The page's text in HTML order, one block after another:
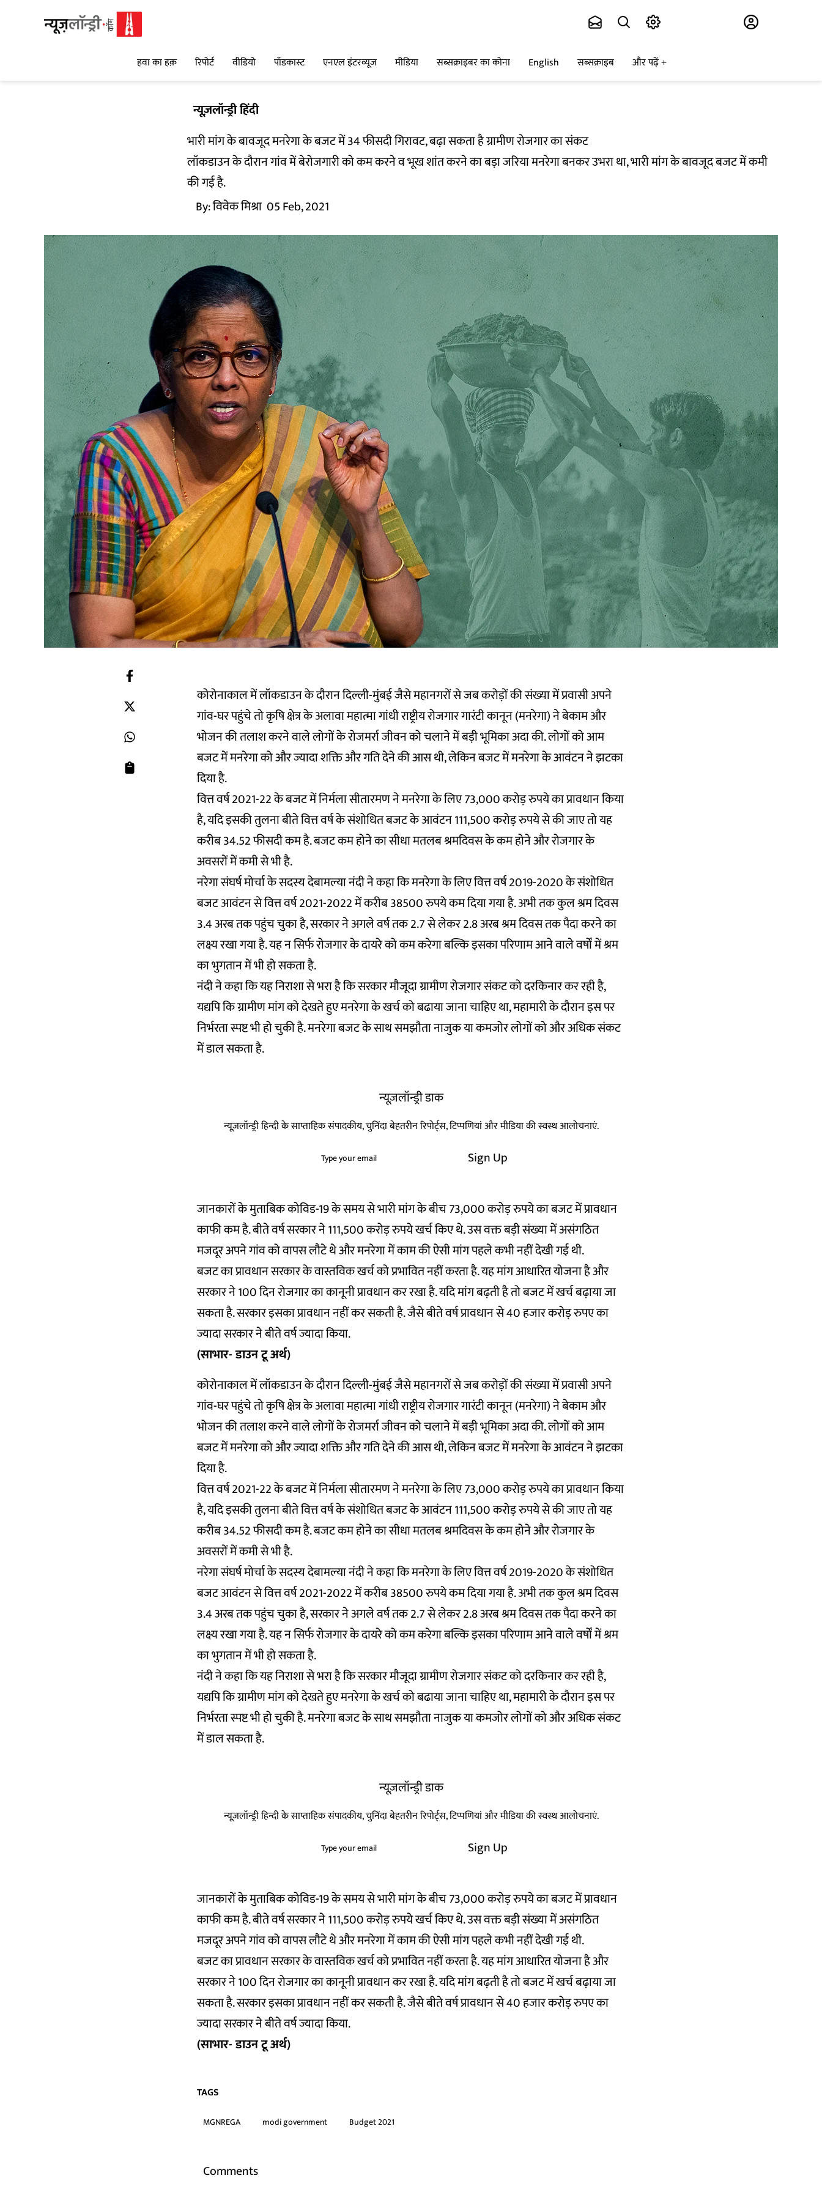
हवा का हक़ रिपोर्ट वीडियो पॉडकास्ट एनएल इंटरव्यूज मीडिया सब्सक्राइबर का कोना English सब्सक्राइब और पढ़ें
न्यूज़लॉन्ड्री हिंदी
भारी मांग के बावजूद मनरेगा के बजट में 34 फीसदी गिरावट, बढ़ा सकता है ग्रामीण रोजगार का संकट
लॉकडाउन के दौरान गांव में बेरोजगारी को कम करने व भूख शांत करने का बड़ा जरिया मनरेगा बनकर उभरा था, भारी मांग के बावजूद बजट में कमी
की गई है.
By:विवेक मिश्रा 05 Feb, 2021
कोरोनाकाल में लॉकडाउन के दौरान दिल्ली-मुंबई जैसे महानगरों से जब करोड़ों की संख्या में प्रवासी अपने
गांव-घर पहुंचे तो कृषि क्षेत्र के अलावा महात्मा गांधी राष्ट्रीय रोजगार गारंटी कानून (मनरेगा) ने बेकाम और
भोजन की तलाश करने वाले लोगों के रोजमर्रा जीवन को चलाने में बड़ी भूमिका अदा की. लोगों को आम
बजट में मनरेगा को और ज्यादा शक्ति और गति देने की आस थी, लेकिन बजट में मनरेगा के आवंटन ने झटका
दिया है.
वित्त वर्ष 2021-22 के बजट में निर्मला सीतारमण ने मनरेगा के लिए 73,000 करोड़ रुपये का प्रावधान किया
है, यदि इसकी तुलना बीते वित्त वर्ष के संशोधित बजट के आवंटन 111,500 करोड़ रुपये से की जाए तो यह
करीब 34.52 फीसदी कम है. बजट कम होने का सीधा मतलब श्रमदिवस के कम होने और रोजगार के
अवसरों में कमी से भी है.
नरेगा संघर्ष मोर्चा के सदस्य देबामल्या नंदी ने कहा कि मनरेगा के लिए वित्त वर्ष 2019-2020 के संशोधित
बजट आवंटन से वित्त वर्ष 2021-2022 में करीब 38500 रुपये कम दिया गया है. अभी तक कुल श्रम दिवस
3.4 अरब तक पहुंच चुका है, सरकार ने अगले वर्ष तक 2.7 से लेकर 2.8 अरब श्रम दिवस तक पैदा करने का
लक्ष्य रखा गया है. यह न सिर्फ रोजगार के दायरे को कम करेगा बल्कि इसका परिणाम आने वाले वर्षों में श्रम
का भुगतान में भी हो सकता है.
नंदी ने कहा कि यह निराशा से भरा है कि सरकार मौजूदा ग्रामीण रोजगार संकट को दरकिनार कर रही है,
यद्यपि कि ग्रामीण मांग को देखते हुए मनरेगा के खर्च को बढाया जाना चाहिए था, महामारी के दौरान इस पर
निर्भरता स्पष्ट भी हो चुकी है. मनरेगा बजट के साथ समझौता नाजुक या कमजोर लोगों को और अधिक संकट
में डाल सकता है.
न्यूज़लॉन्ड्री डाक
न्यूज़लॉन्ड्री हिन्दी के साप्ताहिक संपादकीय, चुनिंदा बेहतरीन रिपोर्ट्स, टिप्पणियां और मीडिया की स्वस्थ आलोचनाएं.
Sign Up
जानकारों के मुताबिक कोविड-19 के समय से भारी मांग के बीच 73,000 करोड़ रुपये का बजट में प्रावधान
काफी कम है. बीते वर्ष सरकार ने 111,500 करोड़ रुपये खर्च किए थे. उस वक्त बड़ी संख्या में असंगठित
मजदूर अपने गांव को वापस लौटे थे और मनरेगा में काम की ऐसी मांग पहले कभी नहीं देखी गई थी.
बजट का प्रावधान सरकार के वास्तविक खर्च को प्रभावित नहीं करता है. यह मांग आधारित योजना है और
सरकार ने 100 दिन रोजगार का कानूनी प्रावधान कर रखा है. यदि मांग बढ़ती है तो बजट में खर्च बढ़ाया जा
सकता है. सरकार इसका प्रावधान नहीं कर सकती है. जैसे बीते वर्ष प्रावधान से 40 हजार करोड़ रुपए का
ज्यादा सरकार ने बीते वर्ष ज्यादा किया.
(साभार- डाउन टू अर्थ)
कोरोनाकाल में लॉकडाउन के दौरान दिल्ली-मुंबई जैसे महानगरों से जब करोड़ों की संख्या में प्रवासी अपने
गांव-घर पहुंचे तो कृषि क्षेत्र के अलावा महात्मा गांधी राष्ट्रीय रोजगार गारंटी कानून (मनरेगा) ने बेकाम और
भोजन की तलाश करने वाले लोगों के रोजमर्रा जीवन को चलाने में बड़ी भूमिका अदा की. लोगों को आम
बजट में मनरेगा को और ज्यादा शक्ति और गति देने की आस थी, लेकिन बजट में मनरेगा के आवंटन ने झटका
दिया है.
वित्त वर्ष 2021-22 के बजट में निर्मला सीतारमण ने मनरेगा के लिए 73,000 करोड़ रुपये का प्रावधान किया
है, यदि इसकी तुलना बीते वित्त वर्ष के संशोधित बजट के आवंटन 111,500 करोड़ रुपये से की जाए तो यह
करीब 34.52 फीसदी कम है. बजट कम होने का सीधा मतलब श्रमदिवस के कम होने और रोजगार के
अवसरों में कमी से भी है.
नरेगा संघर्ष मोर्चा के सदस्य देबामल्या नंदी ने कहा कि मनरेगा के लिए वित्त वर्ष 2019-2020 के संशोधित
बजट आवंटन से वित्त वर्ष 2021-2022 में करीब 38500 रुपये कम दिया गया है. अभी तक कुल श्रम दिवस
3.4 अरब तक पहुंच चुका है, सरकार ने अगले वर्ष तक 2.7 से लेकर 2.8 अरब श्रम दिवस तक पैदा करने का
लक्ष्य रखा गया है. यह न सिर्फ रोजगार के दायरे को कम करेगा बल्कि इसका परिणाम आने वाले वर्षों में श्रम
का भुगतान में भी हो सकता है.
नंदी ने कहा कि यह निराशा से भरा है कि सरकार मौजूदा ग्रामीण रोजगार संकट को दरकिनार कर रही है,
यद्यपि कि ग्रामीण मांग को देखते हुए मनरेगा के खर्च को बढाया जाना चाहिए था, महामारी के दौरान इस पर
निर्भरता स्पष्ट भी हो चुकी है. मनरेगा बजट के साथ समझौता नाजुक या कमजोर लोगों को और अधिक संकट
में डाल सकता है.
न्यूज़लॉन्ड्री डाक
न्यूज़लॉन्ड्री हिन्दी के साप्ताहिक संपादकीय, चुनिंदा बेहतरीन रिपोर्ट्स, टिप्पणियां और मीडिया की स्वस्थ आलोचनाएं.
Sign Up
जानकारों के मुताबिक कोविड-19 के समय से भारी मांग के बीच 73,000 करोड़ रुपये का बजट में प्रावधान
काफी कम है. बीते वर्ष सरकार ने 111,500 करोड़ रुपये खर्च किए थे. उस वक्त बड़ी संख्या में असंगठित
मजदूर अपने गांव को वापस लौटे थे और मनरेगा में काम की ऐसी मांग पहले कभी नहीं देखी गई थी.
बजट का प्रावधान सरकार के वास्तविक खर्च को प्रभावित नहीं करता है. यह मांग आधारित योजना है और
सरकार ने 100 दिन रोजगार का कानूनी प्रावधान कर रखा है. यदि मांग बढ़ती है तो बजट में खर्च बढ़ाया जा
सकता है. सरकार इसका प्रावधान नहीं कर सकती है. जैसे बीते वर्ष प्रावधान से 40 हजार करोड़ रुपए का
ज्यादा सरकार ने बीते वर्ष ज्यादा किया.
(साभार- डाउन टू अर्थ)
TAGS
MGNREGA modi government Budget 2021
Comments